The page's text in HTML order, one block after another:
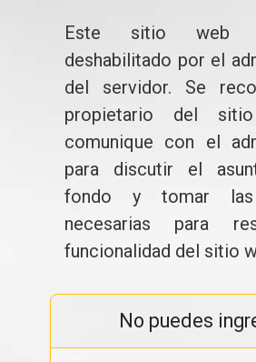
Este sitio web
deshabilitado por el
del servidor. Se
propietario del
comunique con el
para discutir el
fondo y tomar las
necesarias para
funcionalidad del sitio
No puedes